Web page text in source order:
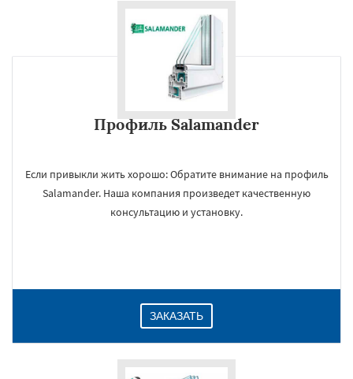
Профиль Salamander
Если привыкли жить хорошо: Обратите внимание на профиль
Salamander. Наша компания произведет качественную
консультацию и установку.
ЗАКАЗАТЬ